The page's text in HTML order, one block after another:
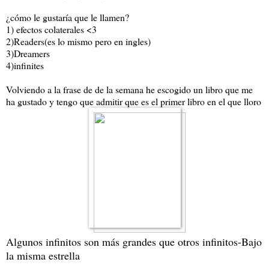
¿cómo le gustaría que le llamen?
1) efectos colaterales <3
2)Readers(es lo mismo pero en ingles)
3)Dreamers
4)infinites
Volviendo a la frase de de la semana he escogido un libro que me
ha gustado y tengo que admitir que es el primer libro en el que lloro
Algunos infinitos son más grandes que otros infinitos-Bajo
la misma estrella